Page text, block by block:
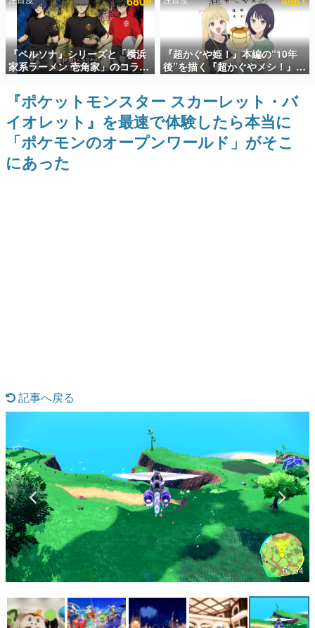
連載・特集一覧
殿堂入り記事
SNS拡散数が数千以上！ ページビュー数万以上！ などな
ど。多くの人々に読まれた、電ファミ渾身の“殿堂入り”記
事をまとめました。
ゲームの企画書
名作ゲームクリエイターの方々に製作時のエピソードをお
聞きし、ヒットする企画（ゲーム）とは何か？を探ってい
きます。
なんでゲームは面白い？
ゲーム開発者・hamatsu氏がゲームの魅力を画面や操作の
具体的な形から解き明かしていく、硬派で骨太な評論連載
です。
ゲームが変えた日本語
「経験値」「裏技」「ラスボス」… ゲームにまつわる言葉
の起源や用法の変遷を、コンピューター文化史研究家・タ
イニーP氏が徹底調査。
カテゴリ
マンガ
対応しSNSで話題に。『キング
ダム・カム』開発元やチェコの
プロ野球選手から称賛の声
て、BPOが議論を交わす
『ペルソナ』シリーズと「横浜
家系ラーメン 壱角家」のコラボ
が8月21日から開催。”はがく
れ”風とんこつラーメンや、おい
しく食べられるカレーラーメン
がラインナップ
『超かぐや姫！』本編の“10年
後”を描く『超かぐやメシ！』
Web連載決定。新たなWebマン
にて特別話が掲載スタート、あ
のお話には…まだ続きがある！
『ポケットモンスター スカーレット・バ
イオレット』を最速で体験したら本当に
「ポケモンのオープンワールド」がそこ
にあった
記事へ戻る
5 / 54